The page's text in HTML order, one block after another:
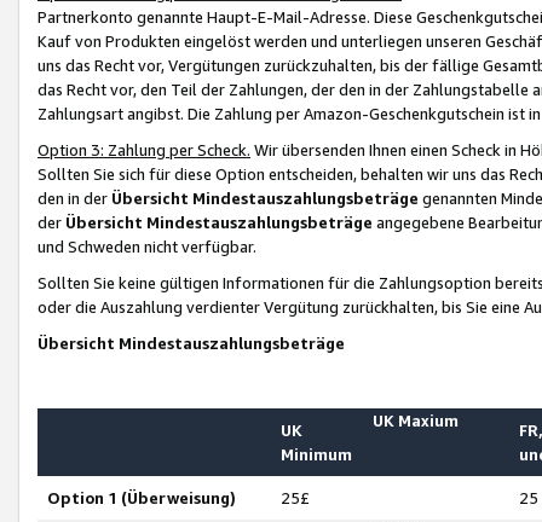
Partnerkonto genannte Haupt-E-Mail-Adresse. Diese
Kauf von Produkten eingelöst werden und unterliegen unseren
uns das Recht vor, Vergütungen zurückzuhalten, bis der fällige
das Recht vor, den Teil der Zahlungen, der den in der
Zahlungsart angibst. Die Zahlung per Amazon-Geschenkgutschein ist
Option 3: Zahlung per Scheck. Wir übersenden Ihnen einen Scheck in
Sollten Sie sich für diese Option entscheiden, behalten wir uns das
den in der Übersicht Mindestauszahlungsbeträge genannten
der Übersicht Mindestauszahlungsbeträge angegebene
und Schweden nicht verfügbar.
Sollten Sie keine gültigen Informationen für die Zahlungsoption
oder die Auszahlung verdienter Vergütung zurückhalten, bis Sie
Übersicht Mindestauszahlungsbeträge
UK
Minimum
UK Maxium
Option 1 (Überweisung) 25£ 25